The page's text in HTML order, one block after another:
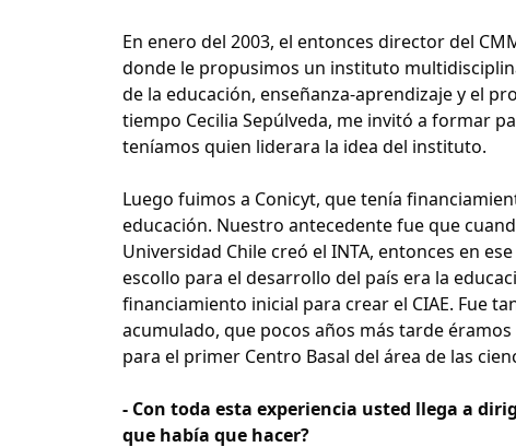
En enero del 2003, el entonces director del
donde le propusimos un instituto
de la educación, enseñanza-aprendizaje y el
tiempo Cecilia Sepúlveda, me invitó a formar
teníamos quien liderara la idea del instituto.
Luego fuimos a Conicyt, que tenía
educación. Nuestro antecedente fue que
Universidad Chile creó el INTA, entonces en
escollo para el desarrollo del país era la
financiamiento inicial para crear el CIAE. Fue
acumulado, que pocos años más tarde
para el primer Centro Basal del área de las
- Con toda esta experiencia usted llega a
que había que hacer?